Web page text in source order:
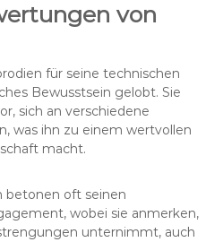
von
für seine technischen
Bewusstsein gelobt. Sie
sich an verschiedene
was ihn zu einem wertvollen
macht.
betonen oft seinen
wobei sie anmerken,
unternimmt, auch